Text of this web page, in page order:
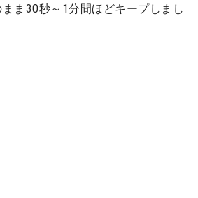
ま30秒～1分間ほどキープしまし